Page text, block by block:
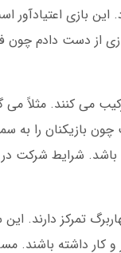
این بازی
می کنند. مثلاً
چون بازیکنان
شرایط شرکت
تمرکز دارند.
داشته باشند.